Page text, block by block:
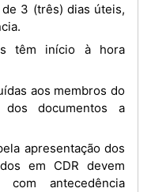
3 (três) dias úteis,
dos documentos a
em CDR devem
com antecedência